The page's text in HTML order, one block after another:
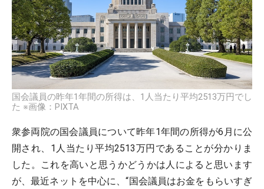
国会議員の昨年1年間の所得は、1人当たり平均2513万円でし
た ※画像：PIXTA
衆参両院の国会議員について昨年1年間の所得が6月に公
開され、1人当たり平均2513万円であることが分かりま
した。これを高いと思うかどうかは人によると思います
が、最近ネットを中心に、“国会議員はお金をもらいすぎ